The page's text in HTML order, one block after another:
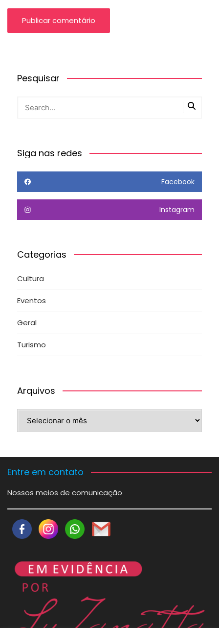
Pesquisar
Siga nas redes
Facebook
Instagram
Categorias
Cultura
Eventos
Geral
Turismo
Arquivos
Entre em contato
Nossos meios de comunicação